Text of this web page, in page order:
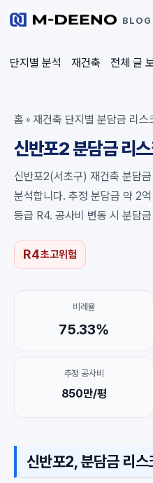
BLOG
단지별 분석 재건축 전체 글
홈 » 재건축 단지별 분담금 리스
신반포2 분담금 리
신반포2(서초구) 재건축 분담
분석합니다. 추정 분담금 약 2
등급 R4. 공사비 변동 시 분담
R4초고위험
비례율
75.33%
추정 공사비
850만/평
신반포2, 분담금 리